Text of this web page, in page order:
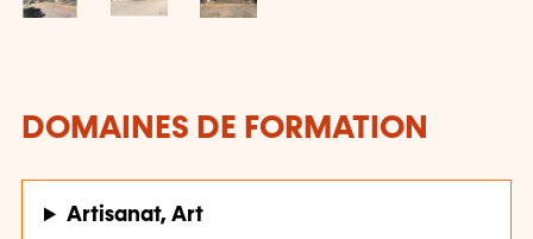
DOMAINES DE FORMATION
Artisanat, Art